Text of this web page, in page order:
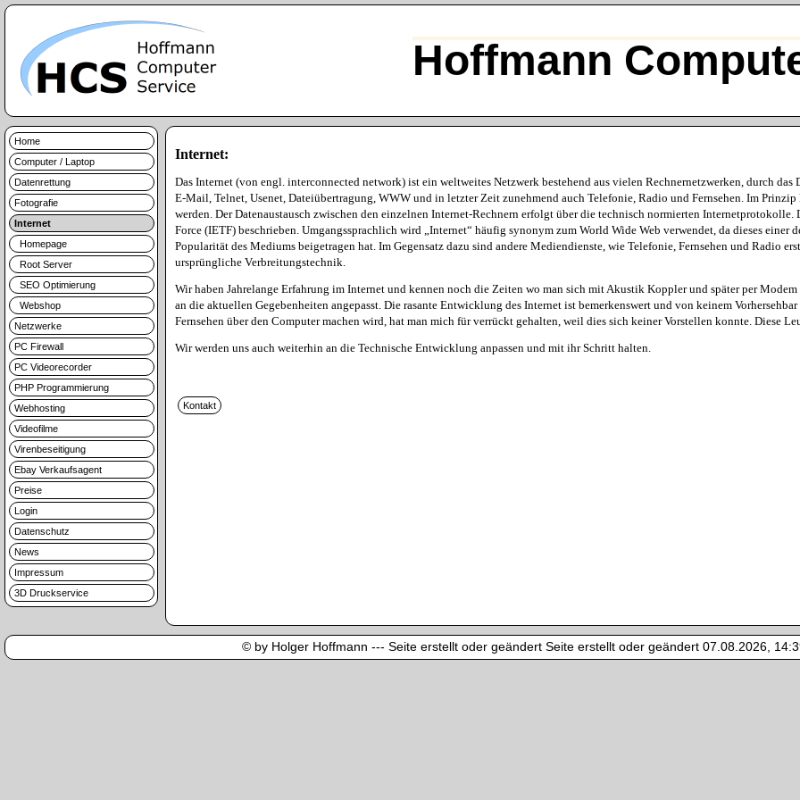
Hoffmann
Home
Computer / Laptop
Datenrettung
Fotografie
Internet
Homepage
Root Server
SEO Optimierung
Webshop
Netzwerke
PC Firewall
PC Videorecorder
PHP Programmierung
Webhosting
Videofilme
Virenbeseitigung
Ebay Verkaufsagent
Preise
Login
Datenschutz
News
Impressum
3D Druckservice
Internet:
Das Internet (von engl. interconnected network) ist ein weltweites Netzwerk bestehend aus vielen Rechnernetzwerken, durch
E-Mail, Telnet, Usenet, Dateiübertragung, WWW und in letzter Zeit zunehmend auch Telefonie, Radio und Fernsehen. Im
werden. Der Datenaustausch zwischen den einzelnen Internet-Rechnern erfolgt über die technisch normierten
Force (IETF) beschrieben. Umgangssprachlich wird „Internet“ häufig synonym zum World Wide Web verwendet, da dieses
Popularität des Mediums beigetragen hat. Im Gegensatz dazu sind andere Mediendienste, wie Telefonie, Fernsehen und Radio
ursprüngliche Verbreitungstechnik.
Wir haben Jahrelange Erfahrung im Internet und kennen noch die Zeiten wo man sich mit Akustik Koppler und später per
an die aktuellen Gegebenheiten angepasst. Die rasante Entwicklung des Internet ist bemerkenswert und von keinem
Fernsehen über den Computer machen wird, hat man mich für verrückt gehalten, weil dies sich keiner Vorstellen konnte. Diese
Wir werden uns auch weiterhin an die Technische Entwicklung anpassen und mit ihr Schritt halten.
© by Holger Hoffmann --- Seite erstellt oder geändert Seite erstellt oder geändert 07.08.2026,